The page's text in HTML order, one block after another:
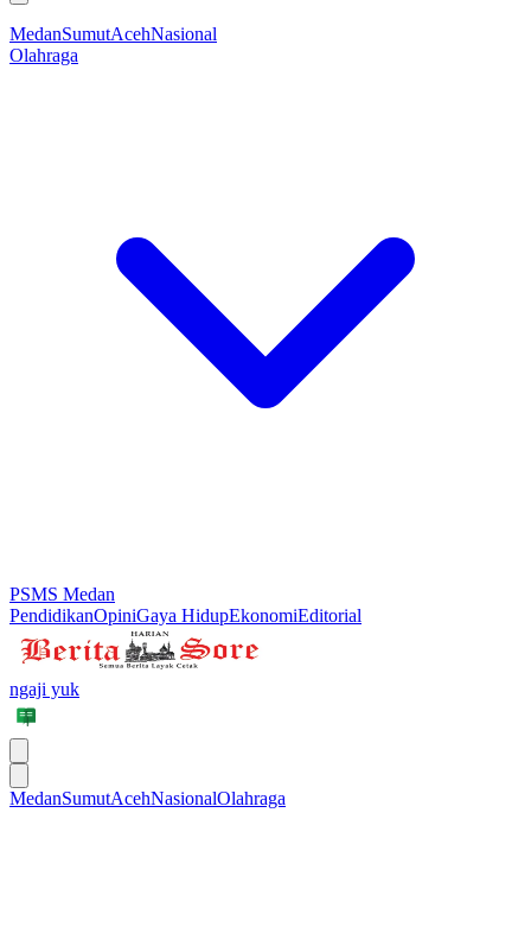
MedanSumutAcehNasional
Olahraga
PSMS Medan
PendidikanOpiniGaya HidupEkonomiEditorial
ngaji yuk
MedanSumutAcehNasionalOlahraga